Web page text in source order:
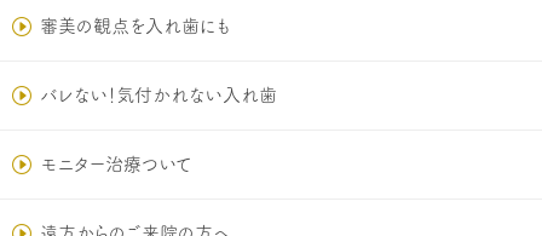
審美の観点を入れ歯にも
バレない！気付かれない入れ歯
モニター治療ついて